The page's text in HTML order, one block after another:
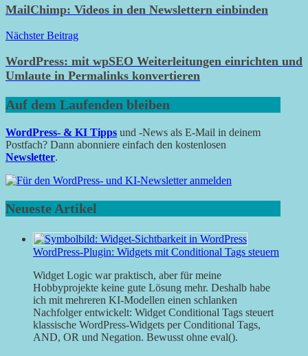
MailChimp: Videos in den Newslettern einbinden
Nächster Beitrag
WordPress: mit wpSEO Weiterleitungen einrichten und
Umlaute in Permalinks konvertieren
Auf dem Laufenden bleiben
WordPress- & KI Tipps und -News als E-Mail in deinem
Postfach? Dann abonniere einfach den kostenlosen
Newsletter.
Neueste Artikel
WordPress-Plugin: Widgets mit Conditional Tags steuern
Widget Logic war praktisch, aber für meine
Hobbyprojekte keine gute Lösung mehr. Deshalb habe
ich mit mehreren KI-Modellen einen schlanken
Nachfolger entwickelt: Widget Conditional Tags steuert
klassische WordPress-Widgets per Conditional Tags,
AND, OR und Negation. Bewusst ohne eval().